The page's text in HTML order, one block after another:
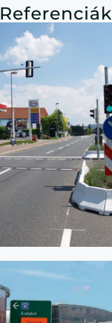
Referenciák